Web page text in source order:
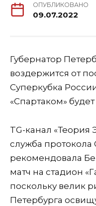
ОПУБЛИКОВАНО
09.07.2022
Губернатор
воздержится от
Суперкубка
«Спартаком»
TG-канал «Теория
служба протокола
рекомендовала
матч на стадион
поскольку велик
Петербурга